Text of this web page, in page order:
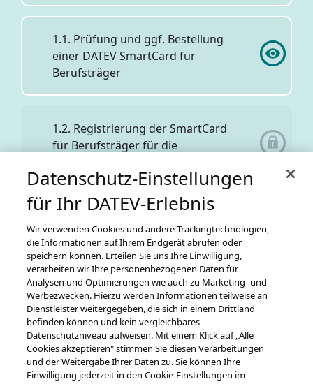
1.1. Prüfung und ggf. Bestellung
einer DATEV SmartCard für
Berufsträger
1.2. Registrierung der SmartCard
für Berufsträger für die
Kanzlei beantragen
1.4. Besonderes elektronisches
Steuerberaterpostfach –
Personalausweis auf
Onlineausweisfunktion prüfen und
ggf. beantragen
Zurück zur vorherigen Ansicht
Datenschutz-Einstellungen
für Ihr DATEV-Erlebnis
Wir verwenden Cookies und andere Trackingtechnologien,
die Informationen auf Ihrem Endgerät abrufen oder
speichern können. Erteilen Sie uns Ihre Einwilligung,
verarbeiten wir Ihre personenbezogenen Daten für
Analysen und Optimierungen wie auch zu Marketing- und
Werbezwecken. Hierzu werden Informationen teilweise an
Dienstleister weitergegeben, die sich in einem Drittland
befinden können und kein vergleichbares
Datenschutzniveau aufweisen. Mit einem Klick auf „Alle
Cookies akzeptieren" stimmen Sie diesen Verarbeitungen
und der Weitergabe Ihrer Daten zu. Sie können Ihre
Einwilligung jederzeit in den Cookie-Einstellungen im